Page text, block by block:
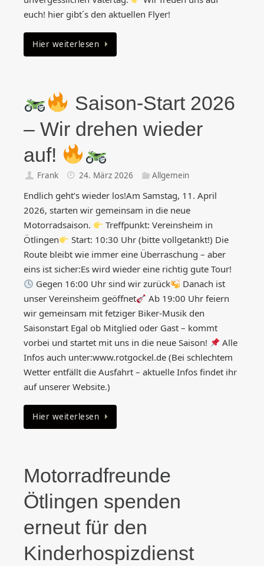
euch! hier gibt´s den aktuellen Flyer!
Hier weiterlesen
Saison-Start 2026
– Wir drehen wieder
auf!
Frank 24. März 2026 Allgemein
Endlich geht’s wieder los!Am Samstag, 11. April
2026, starten wir gemeinsam in die neue
Motorradsaison.
Treffpunkt: Vereinsheim in
Ötlingen
Start: 10:30 Uhr (bitte vollgetankt!) Die
Route bleibt wie immer eine Überraschung – aber
eins ist sicher:Es wird wieder eine richtig gute Tour!
Gegen 16:00 Uhr sind wir zurück
Danach ist
unser Vereinsheim geöffnet
Ab 19:00 Uhr feiern
wir gemeinsam mit fetziger Biker-Musik den
Saisonstart Egal ob Mitglied oder Gast – kommt
vorbei und startet mit uns in die neue Saison!
Alle
Infos auch unter:www.rotgockel.de (Bei schlechtem
Wetter entfällt die Ausfahrt – aktuelle Infos findet ihr
auf unserer Website.)
Hier weiterlesen
Motorradfreunde
Ötlingen spenden
erneut für den
Kinderhospizdienst